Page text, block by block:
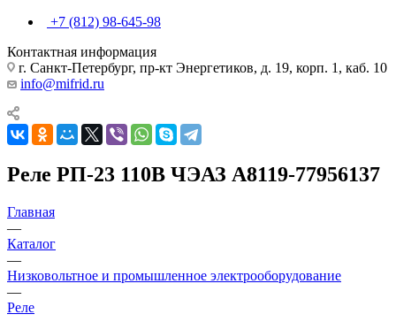
+7 (812) 98-645-98
Контактная информация
г. Санкт-Петербург, пр-кт Энергетиков, д. 19, корп. 1, каб. 10
info@mifrid.ru
Реле РП-23 110В ЧЭАЗ A8119-77956137
Главная
—
Каталог
—
Низковольтное и промышленное электрооборудование
—
Реле